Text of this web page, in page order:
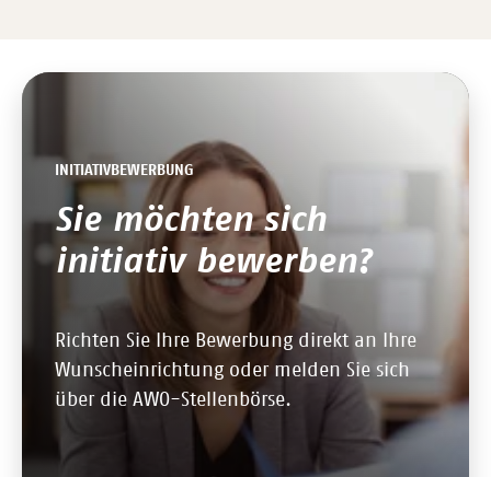
INITIATIVBEWERBUNG
Sie möchten sich
initiativ bewerben?
Richten Sie Ihre Bewerbung direkt an Ihre
Wunscheinrichtung oder melden Sie sich
über die AWO-Stellenbörse.